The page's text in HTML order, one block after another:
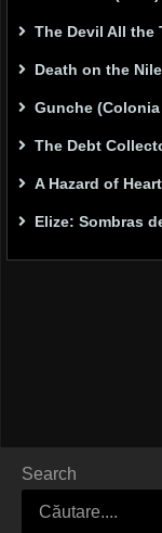
The Devil All the
Death on the
Gunche
The Debt
A Hazard of
Elize: Sombras
Search